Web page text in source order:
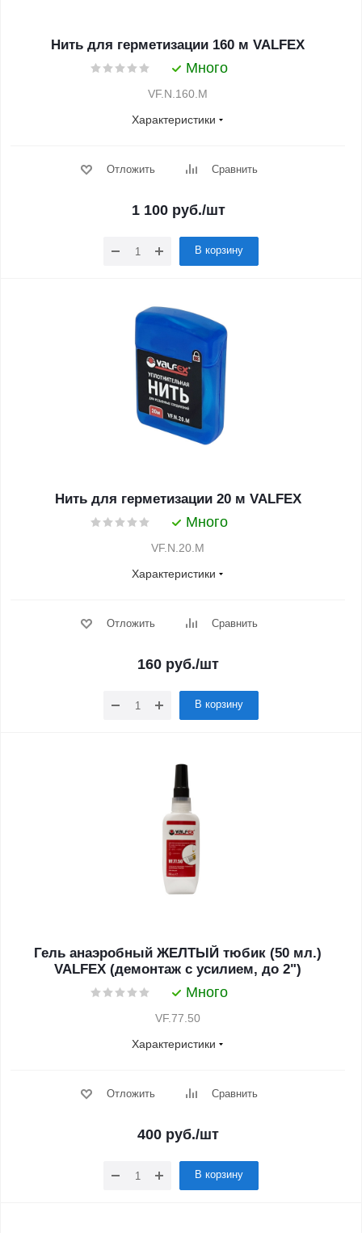
Нить для герметизации 160 м VALFEX
Много
VF.N.160.M
Характеристики
Отложить Сравнить
1 100руб./шт
В корзину
Нить для герметизации 20 м VALFEX
Много
VF.N.20.M
Характеристики
Отложить Сравнить
160 руб./шт
В корзину
Гель анаэробный ЖЕЛТЫЙ тюбик (50 мл.)
VALFEX (демонтаж с усилием, до 2")
Много
VF.77.50
Характеристики
Отложить Сравнить
400 руб./шт
В корзину